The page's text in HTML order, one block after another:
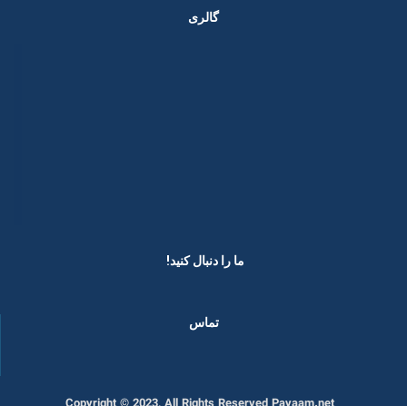
گالری
ما را دنبال کنید! ​
تماس